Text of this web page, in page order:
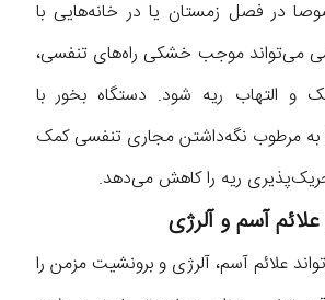
در فصل زمستان یا در خانه‌هایی با
می‌تواند موجب خشکی راه‌های تنفسی،
و التهاب ریه شود. دستگاه بخور با
به مرطوب نگه‌داشتن مجاری تنفسی کمک
ریه را کاهش می‌دهد.
آسم و آلرژی
علائم آسم، آلرژی و برونشیت مزمن را